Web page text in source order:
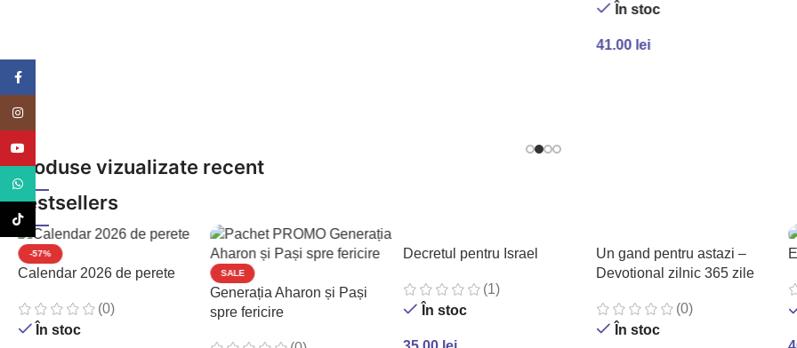
În stoc
41.00 lei
Produse vizualizate recent
Bestsellers
-57%
Calendar 2026 de perete
(0)
În stoc
SALE
Generația Aharon și Pași
spre fericire
Decretul pentru Israel
(1)
În stoc
Un gand pentru astazi –
Devotional zilnic 365 zile
(0)
În stoc